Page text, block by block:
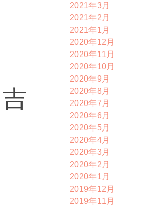
2021年3月
2021年2月
2021年1月
2020年12月
2020年11月
2020年10月
2020年9月
2020年8月
2020年7月
2020年6月
2020年5月
2020年4月
2020年3月
2020年2月
2020年1月
2019年12月
2019年11月